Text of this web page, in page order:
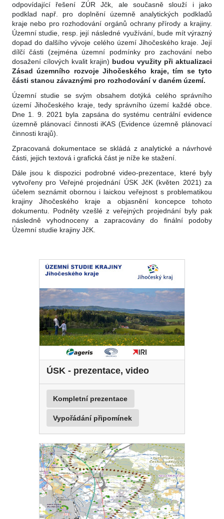
odpovídající řešení ZÚR Jčk, ale současně slouží i jako
podklad např. pro doplnění územně analytických podkladů
kraje nebo pro rozhodování orgánů ochrany přírody a krajiny.
Územní studie, resp. její následné využívání, bude mít výrazný
dopad do dalšího vývoje celého území Jihočeského kraje. Její
dílčí části (zejména územní podmínky pro zachování nebo
dosažení cílových kvalit krajin) budou využity při aktualizaci
Zásad územního rozvoje Jihočeského kraje, tím se tyto
části stanou závaznými pro rozhodování v daném území.
Územní studie se svým obsahem dotýká celého správního
území Jihočeského kraje, tedy správního území každé obce.
Dne 1. 9. 2021 byla zapsána do systému centrální evidence
územně plánovací činnosti iKAS (Evidence územně plánovací
činnosti krajů).
Zpracovaná dokumentace se skládá z analytické a návrhové
části, jejich textová i grafická část je níže ke stažení.
Dále jsou k dispozici podrobné video-prezentace, které byly
vytvořeny pro Veřejné projednání ÚSK JčK (květen 2021) za
účelem seznámit obornou i laickou veřejnost s problematikou
krajiny Jihočeského kraje a objasnění koncepce tohoto
dokumentu. Podněty vzešlé z veřejných projednání byly pak
následně vyhodnoceny a zapracovány do finální podoby
Územní studie krajiny JčK.
ÚSK - prezentace, video
Kompletní prezentace
Vypořádání připomínek